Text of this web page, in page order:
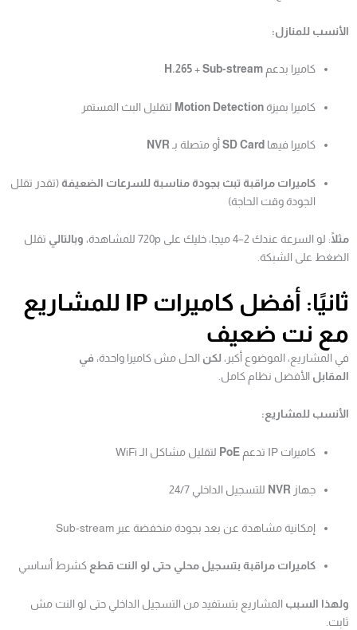
الأنسب للمنازل:
كاميرا بدعم H.265+Sub-stream
كاميرا بميزةMotion Detection لتقليل البث المستمر
كاميرا فيها SD Card أو متصلة بـ NVR
كاميرات مراقبة تبث بجودة مناسبة للسرعات الضعيفة(تقدر تقلل
الجودة وقت الحاجة)
مثلًا: لو السرعة عندك 2–4 ميجا، خليك على 720p للمشاهدة، وبالتالي تقلل
الضغط على الشبكة.
ثانيًا: أفضل كاميرات IP للمشاريع
مع نت ضعيف
في المشاريع، الموضوع أكبر، لكن الحل مش كاميرا واحدة، في
المقابل الأفضل نظام كامل.
الأنسب للمشاريع:
كاميرات IP تدعم PoE لتقليل مشاكل الـ WiFi
جهاز NVR للتسجيل الداخلي 24/7
إمكانية مشاهدة عن بعد بجودة منخفضة عبر Sub-stream
كاميرات مراقبة بتسجيل محلي حتى لو النت قطع كشرط أساسي
ولهذا السبب المشاريع بتستفيد من التسجيل الداخلي حتى لو النت مش
ثابت.